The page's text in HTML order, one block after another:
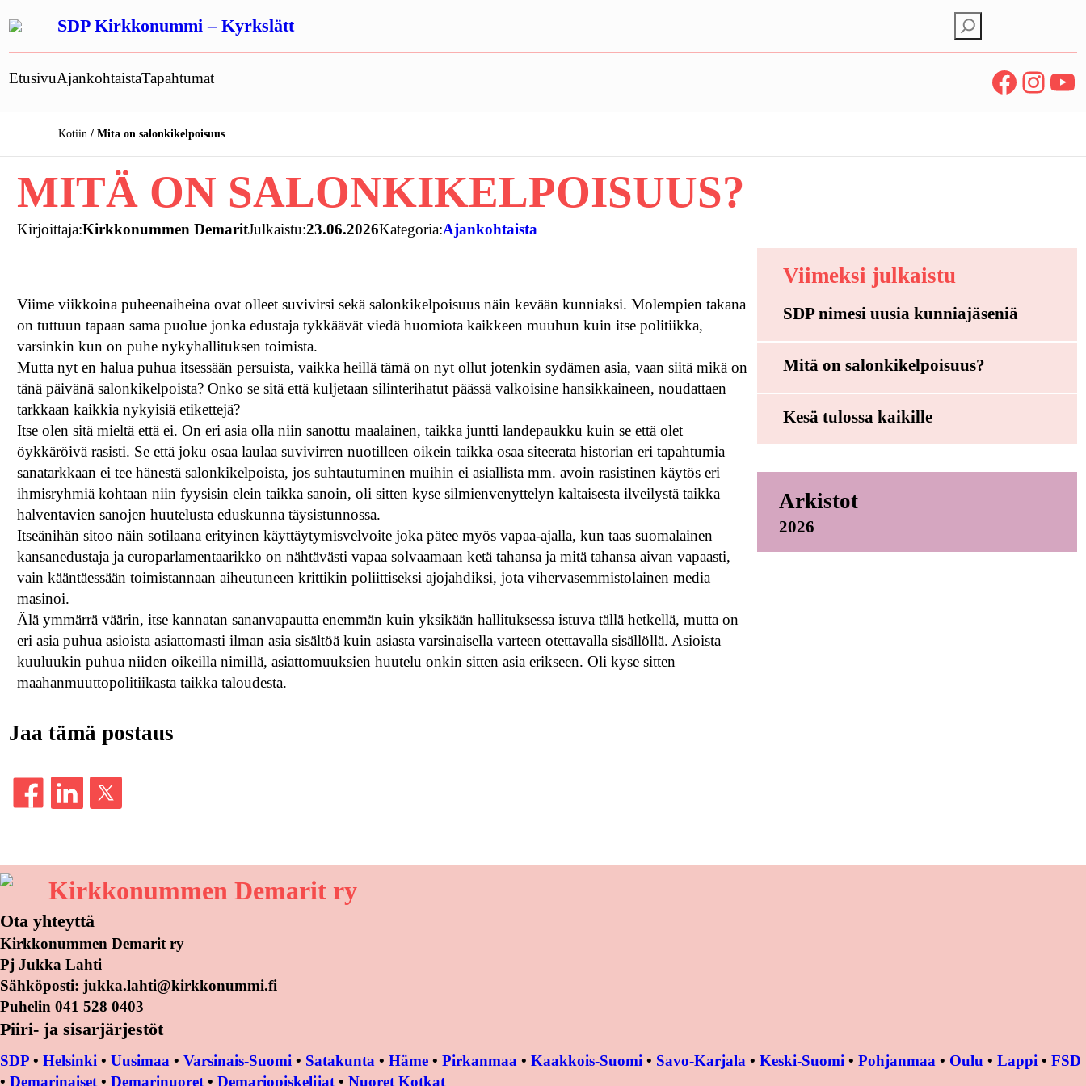
sisältöön
SDP Kirkkonummi – Kyrkslätt
E
t
EtusivuAjankohtaistaTapahtumat Facebook Instagram YouTube
Kotiin Mita on salonkikelpoisuus
MITÄ ON SALONKIKELPOISUUS?
Kirjoittaja:Kirkkonummen DemaritJulkaistu:23.06.2026Kategoria:Ajankohtaista
Viime viikkoina puheenaiheina ovat olleet suvivirsi sekä salonkikelpoisuus näin kevään kunniaksi. Molempien takana
on tuttuun tapaan sama puolue jonka edustaja tykkäävät viedä huomiota kaikkeen muuhun kuin itse politiikka,
varsinkin kun on puhe nykyhallituksen toimista.
Mutta nyt en halua puhua itsessään persuista, vaikka heillä tämä on nyt ollut jotenkin sydämen asia, vaan siitä mikä on
tänä päivänä salonkikelpoista? Onko se sitä että kuljetaan silinterihatut päässä valkoisine hansikkaineen, noudattaen
tarkkaan kaikkia nykyisiä etikettejä?
Itse olen sitä mieltä että ei. On eri asia olla niin sanottu maalainen, taikka juntti landepaukku kuin se että olet
öykkäröivä rasisti. Se että joku osaa laulaa suvivirren nuotilleen oikein taikka osaa siteerata historian eri tapahtumia
sanatarkkaan ei tee hänestä salonkikelpoista, jos suhtautuminen muihin ei asiallista mm. avoin rasistinen käytös eri
ihmisryhmiä kohtaan niin fyysisin elein taikka sanoin, oli sitten kyse silmienvenyttelyn kaltaisesta ilveilystä taikka
halventavien sanojen huutelusta eduskunna täysistunnossa.
Itseänihän sitoo näin sotilaana erityinen käyttäytymisvelvoite joka pätee myös vapaa-ajalla, kun taas suomalainen
kansanedustaja ja europarlamentaarikko on nähtävästi vapaa solvaamaan ketä tahansa ja mitä tahansa aivan vapaasti,
vain kääntäessään toimistannaan aiheutuneen krittikin poliittiseksi ajojahdiksi, jota vihervasemmistolainen media
masinoi.
Älä ymmärrä väärin, itse kannatan sananvapautta enemmän kuin yksikään hallituksessa istuva tällä hetkellä, mutta on
eri asia puhua asioista asiattomasti ilman asia sisältöä kuin asiasta varsinaisella varteen otettavalla sisällöllä. Asioista
kuuluukin puhua niiden oikeilla nimillä, asiattomuuksien huutelu onkin sitten asia erikseen. Oli kyse sitten
maahanmuuttopolitiikasta taikka taloudesta.
Jaa tämä postaus
Viimeksi julkaistu
SDP nimesi uusia kunniajäseniä
Mitä on salonkikelpoisuus?
Kesä tulossa kaikille
Arkistot
2026
Kirkkonummen Demarit ry
Ota yhteyttä
Kirkkonummen Demarit ry
Pj Jukka Lahti
Sähköposti: jukka.lahti@kirkkonummi.fi
Puhelin 041 528 0403
Piiri- ja sisarjärjestöt
SDP • Helsinki • Uusimaa • Varsinais-Suomi • Satakunta • Häme • Pirkanmaa • Kaakkois-Suomi • Savo-Karjala • Keski-Suomi • Pohjanmaa • Oulu • Lappi • FSD
• Demarinaiset • Demarinuoret • Demariopiskelijat • Nuoret Kotkat